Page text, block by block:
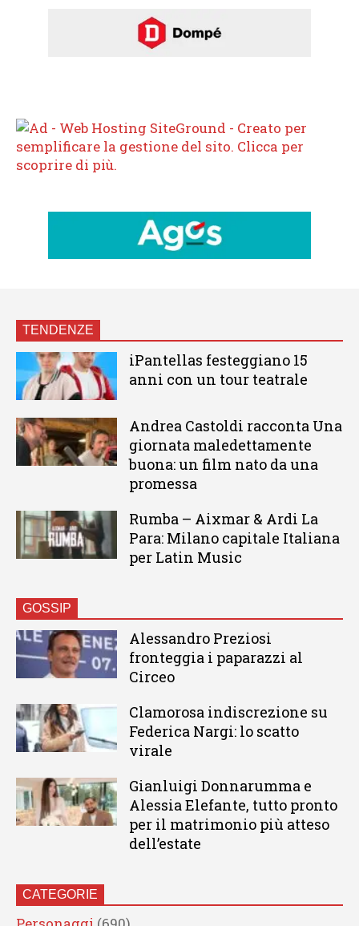
TENDENZE
iPantellas festeggiano 15
anni con un tour teatrale
Andrea Castoldi racconta Una
giornata maledettamente
buona: un film nato da una
promessa
Rumba – Aixmar & Ardi La
Para: Milano capitale Italiana
per Latin Music
GOSSIP
Alessandro Preziosi
fronteggia i paparazzi al
Circeo
Clamorosa indiscrezione su
Federica Nargi: lo scatto
virale
Gianluigi Donnarumma e
Alessia Elefante, tutto pronto
per il matrimonio più atteso
dell’estate
CATEGORIE